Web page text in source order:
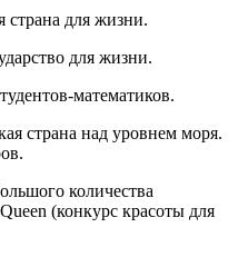
для жизни.
для жизни.
математиков.
страна над уровнем моря.
количества
(конкурс красоты для